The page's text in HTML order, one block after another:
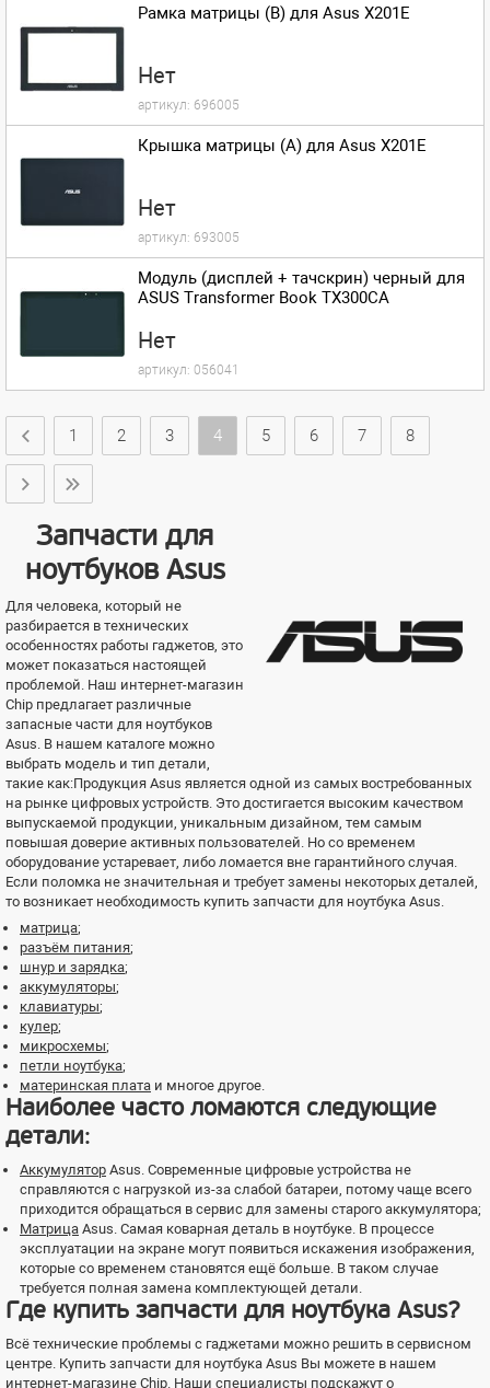
Рамка матрицы (B) для Asus X201E
Нет
артикул: 696005
Крышка матрицы (A) для Asus X201E
Нет
артикул: 693005
Модуль (дисплей + тачскрин) черный для
ASUS Transformer Book TX300CA
Нет
артикул: 056041
1 2 3 4 5 6 7 8
Запчасти для
ноутбуков Asus
Для человека, который не
разбирается в технических
особенностях работы гаджетов, это
может показаться настоящей
проблемой. Наш интернет-магазин
Chip предлагает различные
запасные части для ноутбуков
Asus. В нашем каталоге можно
выбрать модель и тип детали,
такие как:Продукция Asus является одной из самых востребованных
на рынке цифровых устройств. Это достигается высоким качеством
выпускаемой продукции, уникальным дизайном, тем самым
повышая доверие активных пользователей. Но со временем
оборудование устаревает, либо ломается вне гарантийного случая.
Если поломка не значительная и требует замены некоторых деталей,
то возникает необходимость купить запчасти для ноутбука Asus.
матрица;
разъём питания;
шнур и зарядка;
аккумуляторы;
клавиатуры;
кулер;
микросхемы;
петли ноутбука;
материнская плата и многое другое.
Наиболее часто ломаются следующие
детали:
Аккумулятор Asus. Современные цифровые устройства не
справляются с нагрузкой из-за слабой батареи, потому чаще всего
приходится обращаться в сервис для замены старого аккумулятора;
Матрица Asus. Самая коварная деталь в ноутбуке. В процессе
эксплуатации на экране могут появиться искажения изображения,
которые со временем становятся ещё больше. В таком случае
требуется полная замена комплектующей детали.
Где купить запчасти для ноутбука Asus?
Всё технические проблемы с гаджетами можно решить в сервисном
центре. Купить запчасти для ноутбука Asus Вы можете в нашем
интернет-магазине Chip. Наши специалисты подскажут о